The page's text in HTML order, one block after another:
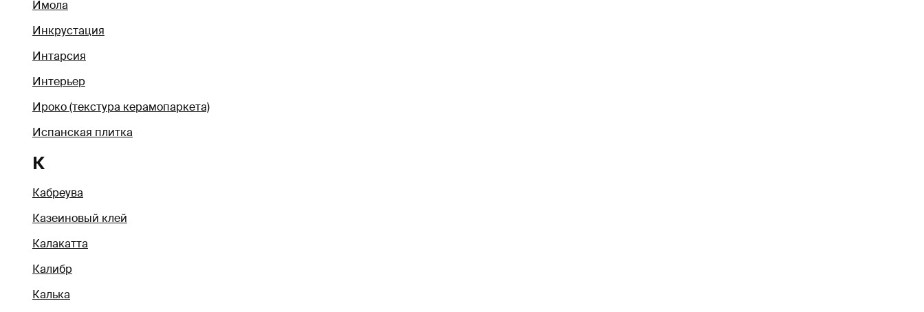
Имола
Инкрустация
Интарсия
Интерьер
Ироко (текстура керамопаркета)
Испанская плитка
К
Кабреува
Казеиновый клей
Калакатта
Калибр
Калька